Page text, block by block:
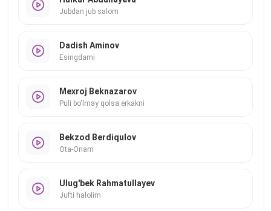
Jubdan jub salom
Dadish Aminov
Esingdami
Mexroj Beknazarov
Puli bo'lmay qolsa erkakni
Bekzod Berdiqulov
Ota-Onam
Ulug'bek Rahmatullayev
Jufti halolim